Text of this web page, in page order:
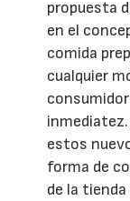
propuesta
en el
comida
cualquier
estos
forma de
de la